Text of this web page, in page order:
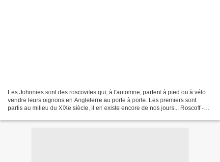
Les Johnnies sont des roscovites qui, à l'automne, partent à pied ou à vélo
vendre leurs oignons en Angleterre au porte à porte. Les premiers sont
partis au milieu du XIXe siècle, il en existe encore de nos jours... Roscoff -